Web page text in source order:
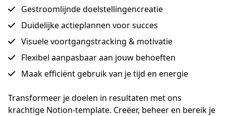
Gestroomlijnde doelstellingencreatie
Duidelijke actieplannen voor succes
Visuele voortgangstracking & motivatie
Flexibel aanpasbaar aan jouw behoeften
Maak efficiënt gebruik van je tijd en energie
Transformeer je doelen in resultaten met ons
krachtige Notion-template. Creëer, beheer en bereik je